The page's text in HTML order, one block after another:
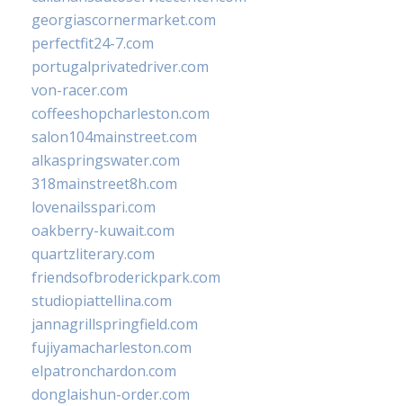
georgiascornermarket.com
perfectfit24-7.com
portugalprivatedriver.com
von-racer.com
coffeeshopcharleston.com
salon104mainstreet.com
alkaspringswater.com
318mainstreet8h.com
lovenailsspari.com
oakberry-kuwait.com
quartzliterary.com
friendsofbroderickpark.com
studiopiattellina.com
jannagrillspringfield.com
fujiyamacharleston.com
elpatronchardon.com
donglaishun-order.com